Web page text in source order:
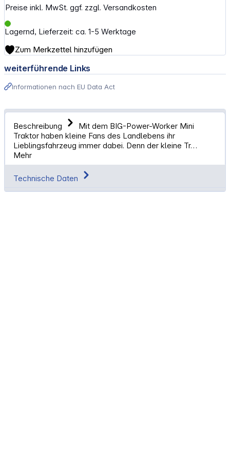
Preise inkl. MwSt. ggf. zzgl. Versandkosten
Lagernd, Lieferzeit: ca. 1-5 Werktage
Zum Merkzettel hinzufügen
weiterführende Links
Informationen nach EU Data Act
Beschreibung
Mit dem BIG-Power-Worker Mini
Traktor haben kleine Fans des Landlebens ihr
Lieblingsfahrzeug immer dabei. Denn der kleine Tr…
Mehr
Technische Daten